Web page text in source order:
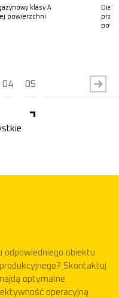
klasy A
powierzchni
04 05
odpowiedniego obiektu
Skontaktuj
optymalne
operacyjną